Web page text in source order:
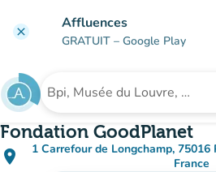
clear Affluences
GRATUIT – Google Play
Rechercher un établissement
Fondation GoodPlanet
place
1 Carrefour de Longchamp,
France
(ouvrir